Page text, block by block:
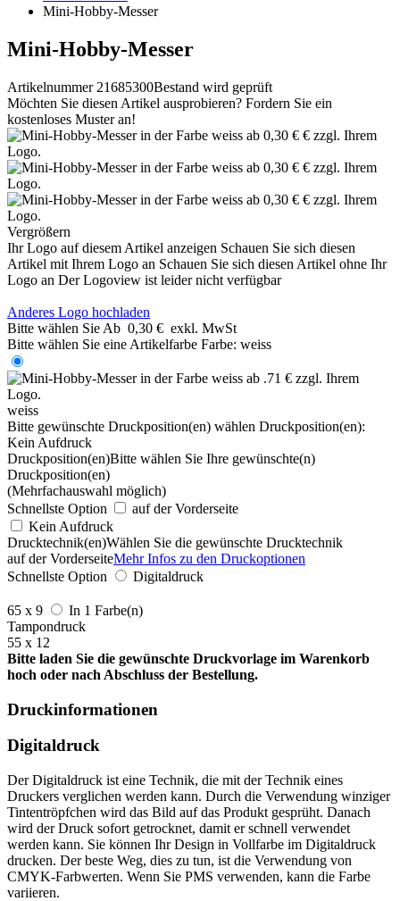
Mini-Hobby-Messer
Mini-Hobby-Messer
Artikelnummer 21685300Bestand wird geprüft
Möchten Sie diesen Artikel ausprobieren? Fordern Sie ein
kostenloses Muster an!
Vergrößern
Ihr Logo auf diesem Artikel anzeigen Schauen Sie sich diesen
Artikel mit Ihrem Logo an Schauen Sie sich diesen Artikel ohne Ihr
Logo an Der Logoview ist leider nicht verfügbar
Anderes Logo hochladen
Bitte wählen Sie Ab 0,30 € exkl. MwSt
Bitte wählen Sie eine Artikelfarbe Farbe: weiss
weiss
Bitte gewünschte Druckposition(en) wählen Druckposition(en):
Kein Aufdruck
Druckposition(en)Bitte wählen Sie Ihre gewünschte(n)
Druckposition(en)
(Mehrfachauswahl möglich)
Schnellste Option
auf der Vorderseite
Kein Aufdruck
Drucktechnik(en)Wählen Sie die gewünschte Drucktechnik
auf der VorderseiteMehr Infos zu den Druckoptionen
Schnellste Option
Digitaldruck
65 x 9
In 1 Farbe(n)
Tampondruck
55 x 12
Bitte laden Sie die gewünschte Druckvorlage im Warenkorb
hoch oder nach Abschluss der Bestellung.
Druckinformationen
Digitaldruck
Der Digitaldruck ist eine Technik, die mit der Technik eines
Druckers verglichen werden kann. Durch die Verwendung winziger
Tintentröpfchen wird das Bild auf das Produkt gesprüht. Danach
wird der Druck sofort getrocknet, damit er schnell verwendet
werden kann. Sie können Ihr Design in Vollfarbe im Digitaldruck
drucken. Der beste Weg, dies zu tun, ist die Verwendung von
CMYK-Farbwerten. Wenn Sie PMS verwenden, kann die Farbe
variieren.